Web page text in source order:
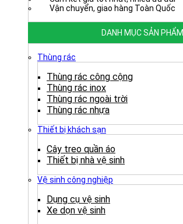
Vận chuyển, giao hàng Toàn Quốc
DANH MỤC SẢN PHẨM
Thùng rác
Thùng rác công cộng
Thùng rác inox
Thùng rác ngoài trời
Thùng rác nhựa
Thiết bị khách sạn
Cây treo quần áo
Thiết bị nhà vệ sinh
Vệ sinh công nghiệp
Dụng cụ vệ sinh
Xe dọn vệ sinh